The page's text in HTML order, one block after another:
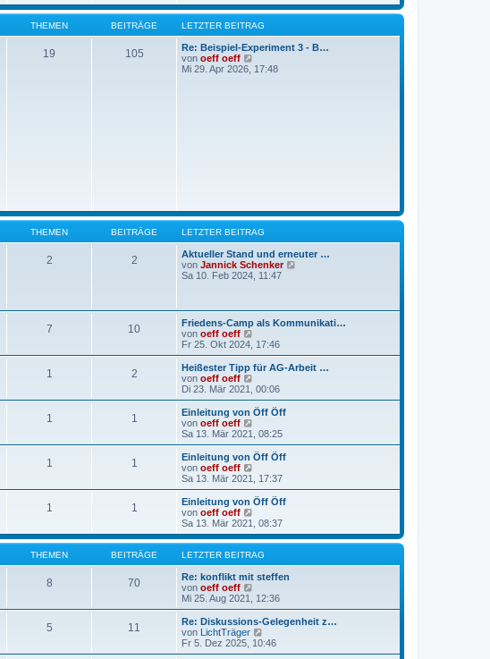
r
a
THEMEN BEITRÄGE LETZTER BEITRAG
19 105
Re: Beispiel-Experiment 3 - B…
von oeff oeff
e
Mi 29. Apr 2026, 17:48
THEMEN BEITRÄGE LETZTER BEITRAG
2 2
Aktueller Stand und erneuter …
von Jannick Schenker
e
e
i
a
Sa 10. Feb 2024, 11:47
7 10
Friedens-Camp als Kommunikati…
von oeff oeff
e
u
e
t
r
B
i
t
r
g
Fr 25. Okt 2024, 17:46
1 2
Heißester Tipp für AG-Arbeit …
von oeff oeff
e
u
e
e
r
B
i
t
r
g
Di 23. Mär 2021, 00:06
1 1
Einleitung von Öff Öff
von oeff oeff
e
u
e
e
r
B
i
t
r
a
Sa 13. Mär 2021, 08:25
1 1
Einleitung von Öff Öff
von oeff oeff
u
e
e
r
B
e
i
r
Sa 13. Mär 2021, 17:37
1 1
Einleitung von Öff Öff
von oeff oeff
e
u
e
s
t
e
B
e
i
t
r
Sa 13. Mär 2021, 08:37
THEMEN BEITRÄGE LETZTER BEITRAG
8 70
Re: konflikt mit steffen
von oeff oeff
e
u
e
s
t
Mi 25. Aug 2021, 12:36
5 11
Re: Diskussions-Gelegenheit z…
von LichtTräger
e
u
Fr 5. Dez 2025, 10:46